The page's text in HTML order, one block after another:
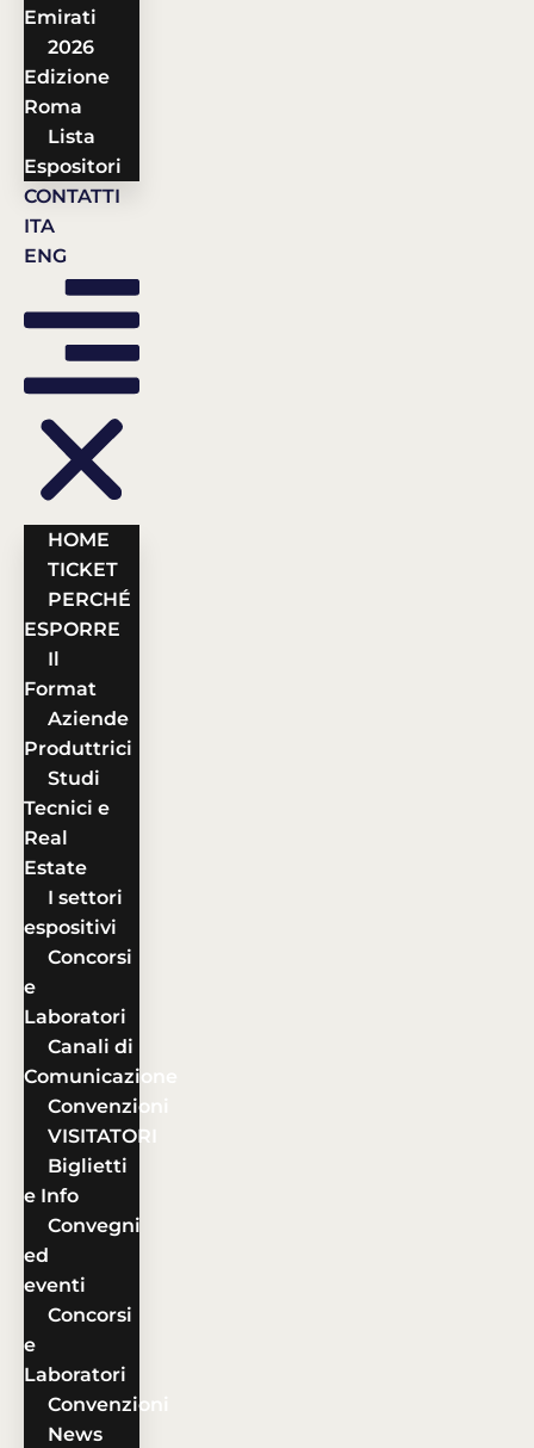
Emirati
2026
Edizione
Roma
Lista
Espositori
CONTATTI
ITA
ENG
HOME
TICKET
PERCHÉ
ESPORRE
Il
Format
Aziende
Produttrici
Studi
Tecnici e
Real
Estate
I settori
espositivi
Concorsi
e
Laboratori
Canali di
Comunicazione
Convenzioni
VISITATORI
Biglietti
e Info
Convegni
ed
eventi
Concorsi
e
Laboratori
Convenzioni
News